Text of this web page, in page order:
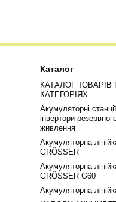
Каталог
КАТАЛОГ ТОВАРІВ
КАТЕГОРІЯХ
Акумуляторні
інвертори
живлення
Акумуляторна
GRÖSSER
Акумуляторна
GRÖSSER G60
Акумуляторна